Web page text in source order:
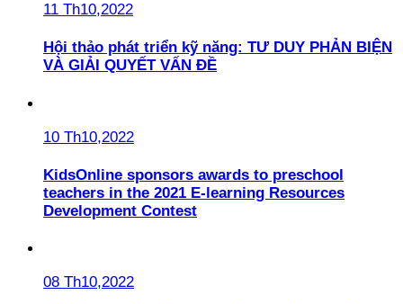
11 Th10,2022
Hội thảo phát triển kỹ năng: TƯ DUY PHẢN BIỆN
VÀ GIẢI QUYẾT VẤN ĐỀ
10 Th10,2022
KidsOnline sponsors awards to preschool
teachers in the 2021 E-learning Resources
Development Contest
08 Th10,2022